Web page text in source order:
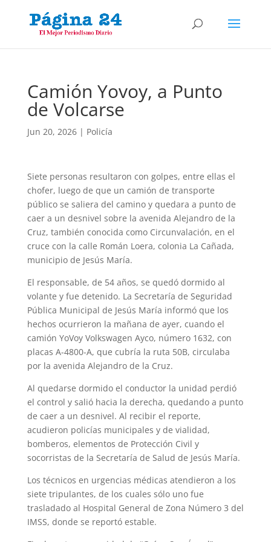
Camión Yovoy, a Punto
de Volcarse
Jun 20, 2026| Policía
Siete personas resultaron con golpes, entre ellas el
chofer, luego de que un camión de transporte
público se saliera del camino y quedara a punto de
caer a un desnivel sobre la avenida Alejandro de la
Cruz, también conocida como Circunvalación, en el
cruce con la calle Román Loera, colonia La Cañada,
municipio de Jesús María.
El responsable, de 54 años, se quedó dormido al
volante y fue detenido. La Secretaría de Seguridad
Pública Municipal de Jesús María informó que los
hechos ocurrieron la mañana de ayer, cuando el
camión YoVoy Volkswagen Ayco, número 1632, con
placas A-4800-A, que cubría la ruta 50B, circulaba
por la avenida Alejandro de la Cruz.
Al quedarse dormido el conductor la unidad perdió
el control y salió hacia la derecha, quedando a punto
de caer a un desnivel. Al recibir el reporte,
acudieron policías municipales y de vialidad,
bomberos, elementos de Protección Civil y
socorristas de la Secretaría de Salud de Jesús María.
Los técnicos en urgencias médicas atendieron a los
siete tripulantes, de los cuales sólo uno fue
trasladado al Hospital General de Zona Número 3 del
IMSS, donde se reportó estable.